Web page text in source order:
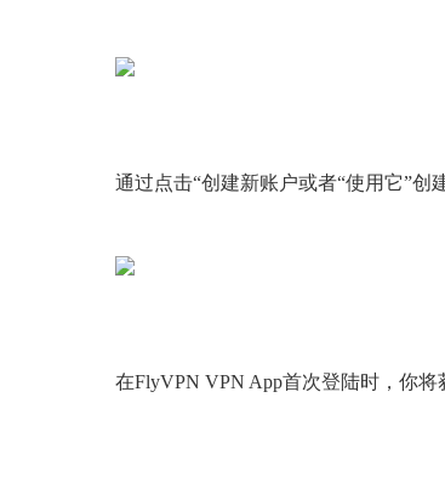
通过点击“创建新账户或者“使用它”创
在FlyVPN VPN App首次登陆时，你